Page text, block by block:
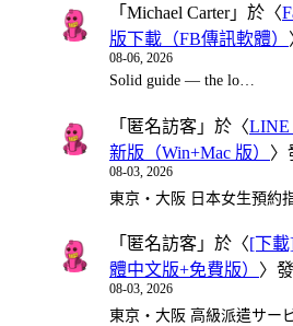
「 Michael Carter」於〈
版下載（FB傳訊軟體）
08-06, 2026
Solid guide — the lo…
「 匿名訪客 」於〈LINE
新版（Win+Mac 版） 〉
08-03, 2026
東京・大阪 日本女生預約
「 匿名訪客 」於〈[下
體中文版+免費版） 〉
08-03, 2026
東京・大阪 高級派遣サー